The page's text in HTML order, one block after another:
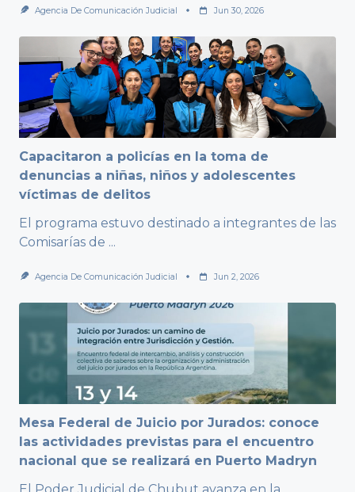
Agencia De Comunicación Judicial Jun 30, 2026
Capacitaron a policías en la toma de
denuncias a niñas, niños y adolescentes
víctimas de delitos
El programa estuvo destinado a integrantes de las
Comisarías de ...
Agencia De Comunicación Judicial Jun 2, 2026
Mesa Federal de Juicio por Jurados: conoce
las actividades previstas para el encuentro
nacional que se realizará en Puerto Madryn